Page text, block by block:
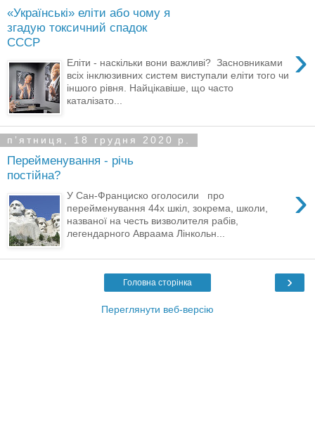
«Українські» еліти або чому я
згадую токсичний спадок
СССР
›
Еліти - наскільки вони важливі? Засновниками
всіх інклюзивних систем виступали еліти того чи
іншого рівня. Найцікавіше, що часто
каталізато...
пʼятниця, 18 грудня 2020 р.
Перейменування - річь
постійна?
›
У Сан-Франциско оголосили про
перейменування 44х шкіл, зокрема, школи,
названої на честь визволителя рабів,
легендарного Авраама Лінкольн...
›
Головна сторінка
Переглянути веб-версію